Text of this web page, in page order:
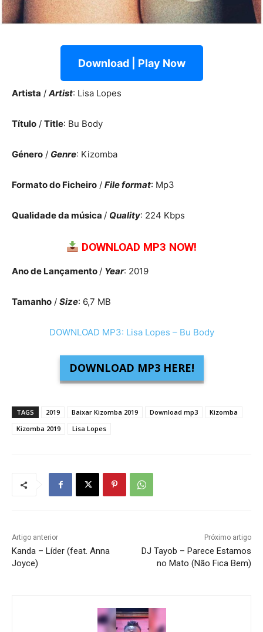
Download | Play Now
Artista / Artist: Lisa Lopes
Título / Title: Bu Body
Género / Genre: Kizomba
Formato do Ficheiro / File format: Mp3
Qualidade da música / Quality: 224 Kbps
DOWNLOAD MP3 NOW!
Ano de Lançamento / Year: 2019
Tamanho / Size: 6,7 MB
DOWNLOAD MP3: Lisa Lopes – Bu Body
DOWNLOAD MP3 HERE!
TAGS 2019 Baixar Kizomba 2019 Download mp3
Kizomba
Kizomba 2019
Lisa Lopes
Artigo anterior
Kanda – Líder (feat. Anna
Joyce)
Próximo artigo
DJ Tayob – Parece Estamos
no Mato (Não Fica Bem)